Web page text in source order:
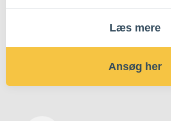
Læs mere
Ansøg her